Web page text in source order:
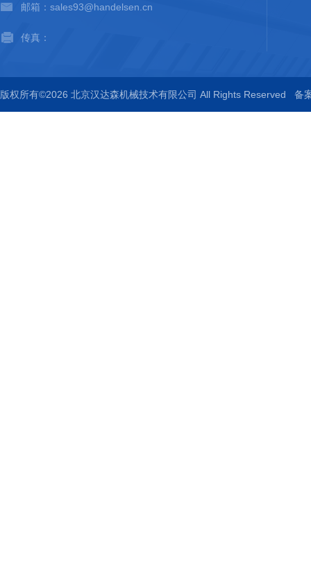
邮箱：sales93@handelsen.cn
传真：
版权所有©2026 北京汉达森机械技术有限公司 All Rights Reserved 备